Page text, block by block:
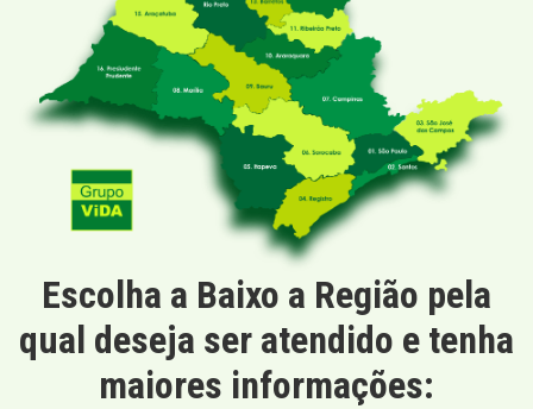
Escolha a Baixo a Região pela
qual deseja ser atendido e tenha
maiores informações: